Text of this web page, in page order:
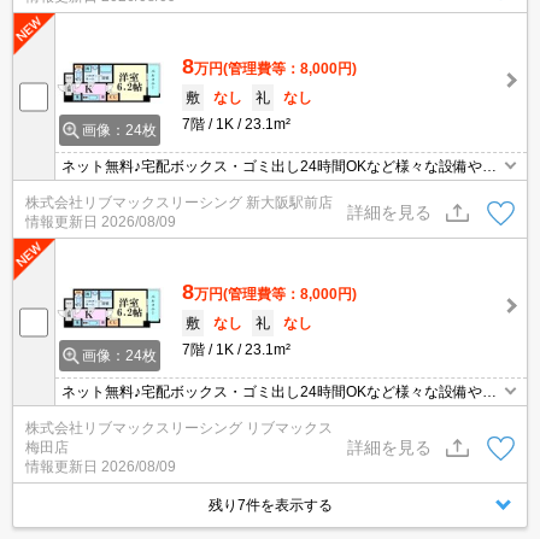
画像：24枚
8万円(管理費等：8,000円)
敷
なし 礼
なし
7階
1K 23.1m²
ネット無料♪宅配ボックス・ゴミ出し24時間OKなど様々な設備やサ
ービスが揃っているので便利です♪
株式会社リブマックスリーシング 新大阪駅前店
情報更新日 2026/08/09
詳細を見る
画像：24枚
8万円(管理費等：8,000円)
敷
なし 礼
なし
7階
1K 23.1m²
ネット無料♪宅配ボックス・ゴミ出し24時間OKなど様々な設備やサ
ービスが揃っているので便利です♪
株式会社リブマックスリーシング リブマックス
梅田店
情報更新日 2026/08/09
詳細を見る
残り7件を表示する